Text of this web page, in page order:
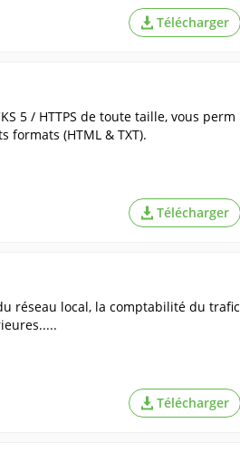
Télécharger
5 / HTTPS de toute taille, vous perm
(HTML & TXT).
Télécharger
réseau local, la comptabilité du trafic
Télécharger